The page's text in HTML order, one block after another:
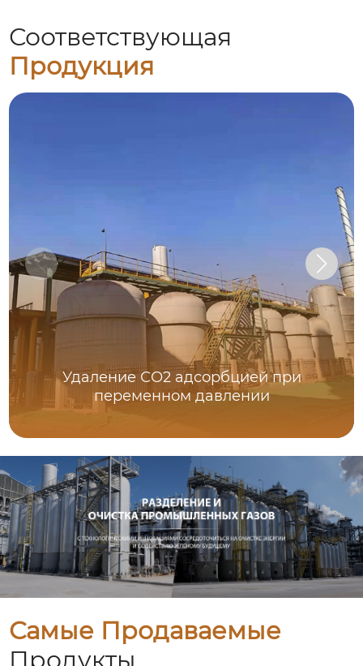
Соответствующая
Продукция
Удаление СО2 адсорбцией при
переменном давлении
Самые Продаваемые
Продукты